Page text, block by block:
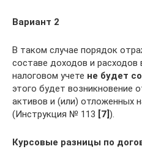
Вариант 2
В таком случае порядок
составе доходов и расходов
налоговом учете не будет
этого будет возникновение
активов и (или) отложенных
(Инструкция № 113 [7]).
Курсовые разницы по